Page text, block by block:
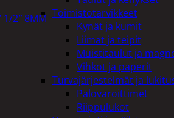
Toimistotarvikkeet
Kynät ja kumit
Liimat ja teipit
Muistitaulut ja
Vihkot ja paperit
Turvajärjestelmät ja
Palovaroittimet
Riippulukot
1/2″ 8MM